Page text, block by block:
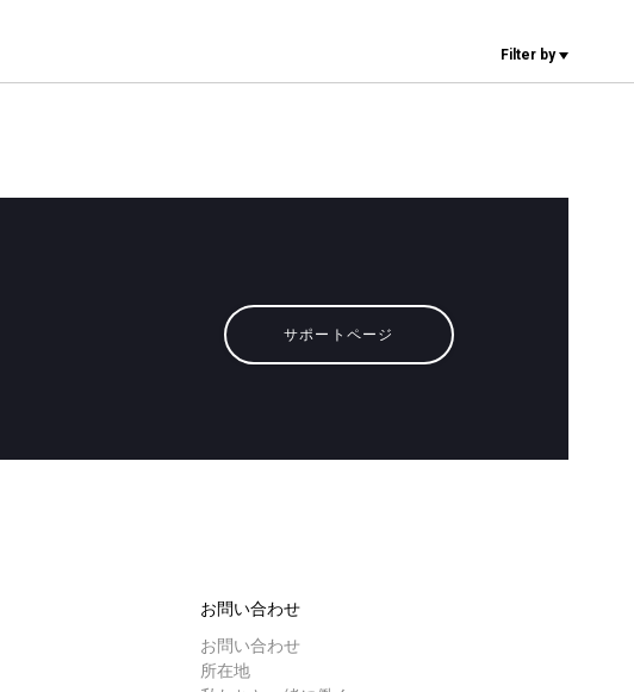
Filter by
サポートページ
お問い合わせ
お問い合わせ
所在地
ダウンロード もっと見る
お問い合わせ